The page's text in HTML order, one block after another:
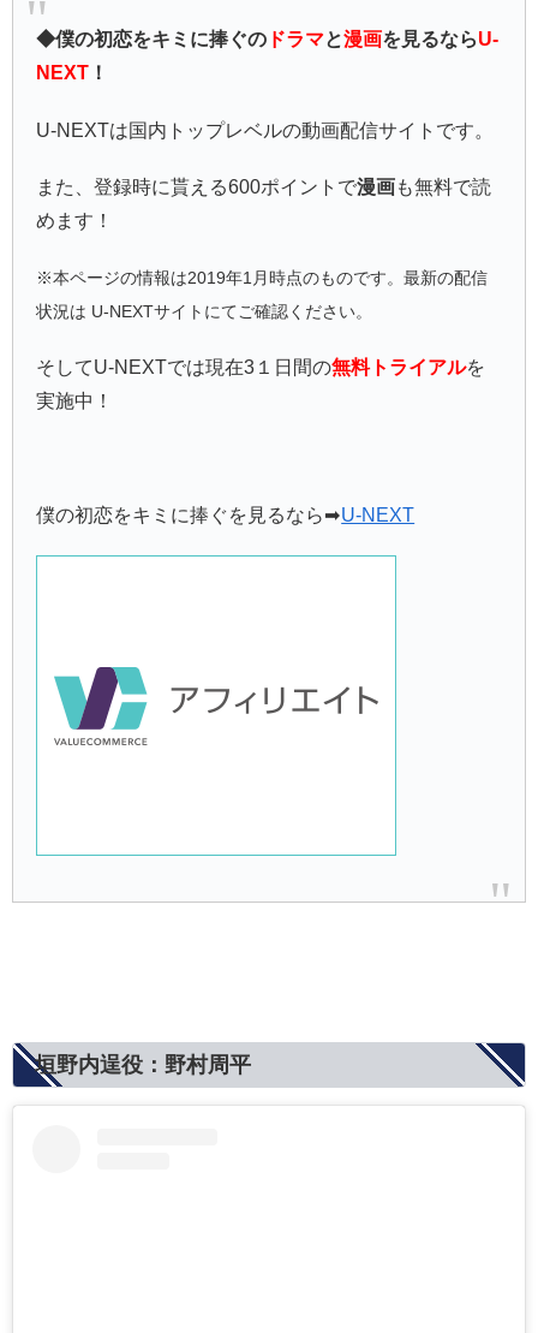
◆僕の初恋をキミに捧ぐの ドラマと漫画を見るならU-
NEXT ！
U-NEXTは国内トップレベルの動画配信サイトです。
また、登録時に貰える600ポイントで漫画も無料で読
めます！
※本ページの情報は2019年1月時点のものです。最新の配信
状況は U-NEXTサイトにてご確認ください。
そしてU-NEXTでは現在3１日間の無料トライアルを
実施中！
僕の初恋をキミに捧ぐを見るなら➡U-NEXT
垣野内逞役：野村周平